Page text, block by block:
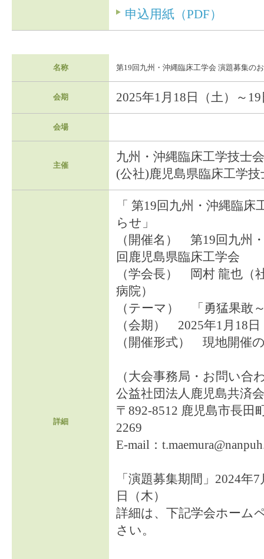
申込用紙（PDF）
名称 第19回九州・沖縄臨床工学会 演題募集の
会期 2025年1月18日（土）～
会場
主催
九州・沖縄臨床工学技士会
(公社)鹿児島県臨床工学技
詳細
「 第19回九州・沖縄臨
らせ」
（開催名） 第19回九州
回鹿児島県臨床工学会
（学会長） 岡村 龍也（
病院）
（テーマ） 「勇猛果敢
（会期） 2025年1月18
（開催形式） 現地開催
（大会事務局・お問い
公益社団法人鹿児島共済
〒892-8512 鹿児島市長田
2269
E-mail：
「演題募集期間」2024年
日（木）
詳細は、下記学会ホーム
さい。